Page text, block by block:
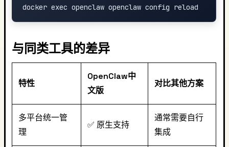
与同类工具的差异
特性
OpenClaw中
文版
对比其他方案
多平台统一管
理
✅ 原生支持
通常需要自行
集成